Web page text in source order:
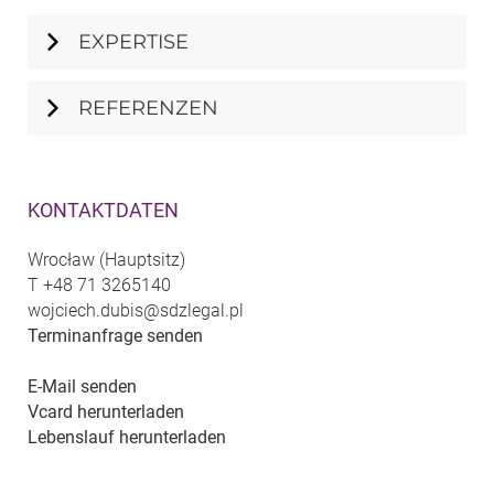
KONTAKTDATEN
Wrocław (Hauptsitz)
T +48 71 3265140
wojciech.dubis@sdzlegal.pl
Terminanfrage senden
E-Mail senden
Vcard herunterladen
Lebenslauf herunterladen
EXPERTISE
REFERENZEN